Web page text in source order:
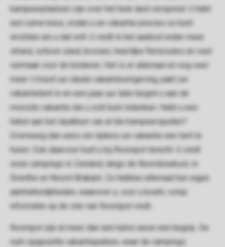
kampeerplaatsen zijn over het hele land verspreid. U hebt
een ruime keus, zodat u uw vakantie precies zo kunt
inrichten als u dat wilt. U vindt in het aanbod onder meer
strand, schoon zand, bossen, heerlijke fietsroutes en veel
vermaak voor de kinderen. Het is er allemaal en nog veel
meer. U kiest uw ideale vakantieomgeving, pakt uw
vakantietent in en een paar uur later begint u aan de
mooiste vakantie die u zich kunt indenken. Hebt u een
hekel aan het inpakken van al die kampeerspullen?
Overweeg dan eens om tijdens uw vakantie een tent te
huren. Ook daarvoor kunt u bij Roompot terecht. U vindt
onze campings in Zeeland, langs de Noordzeekust, in
Drenthe en Noord-Brabant. Ze hebben allemaal hun eigen
aantrekkelijkheden, waarover u, voor u boekt, volop
informatie op de site van Roompot vindt.
Roompot zijn al meer dan een halve eeuw een begrip. De
ruim opgezette vakantieparken, waar de campings